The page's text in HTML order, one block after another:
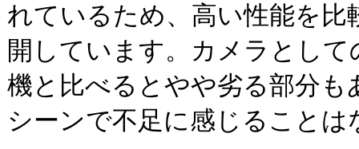
れているため、高い性能を比
開しています。カメラとし
機と比べるとやや劣る部分
シーンで不足に感じることは